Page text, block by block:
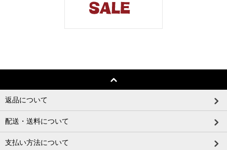
返品について
配送・送料について
支払い方法について